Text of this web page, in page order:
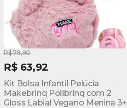
R$ 79,90
R$ 63,92
Kit Bolsa Infantil Pelúcia
Makebrinq Polibrinq com 2
Gloss Labial Vegano Menina 3+